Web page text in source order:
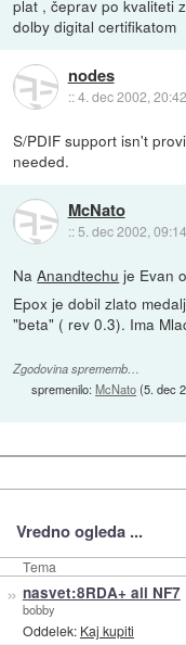
plat , čeprav po kvaliteti
dolby digital certifikatom
nodes
::4. dec 2002, 20:42
S/PDIF support isn't
needed.
McNato
:: 5. dec 2002, 09:14
NaAnandtechu je Evan
Epox je dobil zlato
"beta" ( rev 0.3). Ima
Zgodovina sprememb…
spremenilo:McNato(5. dec
Vredno ogleda ...
Tema
» nasvet:8RDA+ ali NF7
bobby
Oddelek: Kaj kupiti